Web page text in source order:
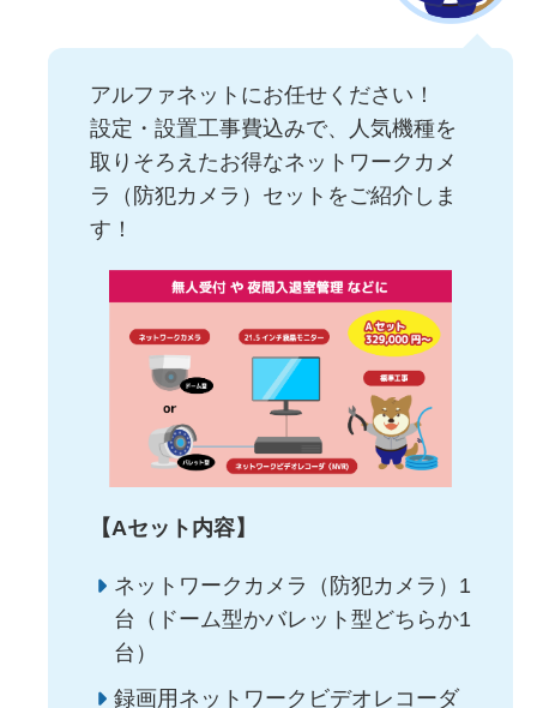
アルファネットにお任せください！
設定・設置工事費込みで、人気機種を
取りそろえたお得なネットワークカメ
ラ（防犯カメラ）セットをご紹介しま
す！
【Aセット内容】
ネットワークカメラ（防犯カメラ）1
台（ドーム型かバレット型どちらか1
台）
録画用ネットワークビデオレコーダ